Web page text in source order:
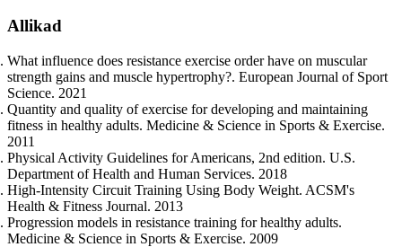
Allikad
What influence does resistance exercise order have on muscular
strength gains and muscle hypertrophy?. European Journal of Sport
Science. 2021
Quantity and quality of exercise for developing and maintaining
fitness in healthy adults. Medicine & Science in Sports & Exercise.
2011
Physical Activity Guidelines for Americans, 2nd edition. U.S.
Department of Health and Human Services. 2018
High-Intensity Circuit Training Using Body Weight. ACSM's
Health & Fitness Journal. 2013
Progression models in resistance training for healthy adults.
Medicine & Science in Sports & Exercise. 2009